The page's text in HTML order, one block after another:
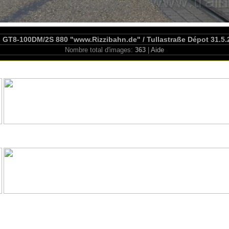
GT8-100DM/2S 880 "www.Rizzibahn.de" / Tullastraße Dépot
Nombre total d'images: 363 Aide